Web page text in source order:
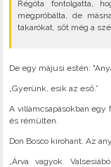
Régóta fontolgatta,
megpróbálta, de
takarókat, sőt még a
De egy májusi estén:
„Gyerünk, esik az eső.”
A villámcsapásokban egy
és rémülten.
Don Bosco kirohant. Az
„Árva vagyok.